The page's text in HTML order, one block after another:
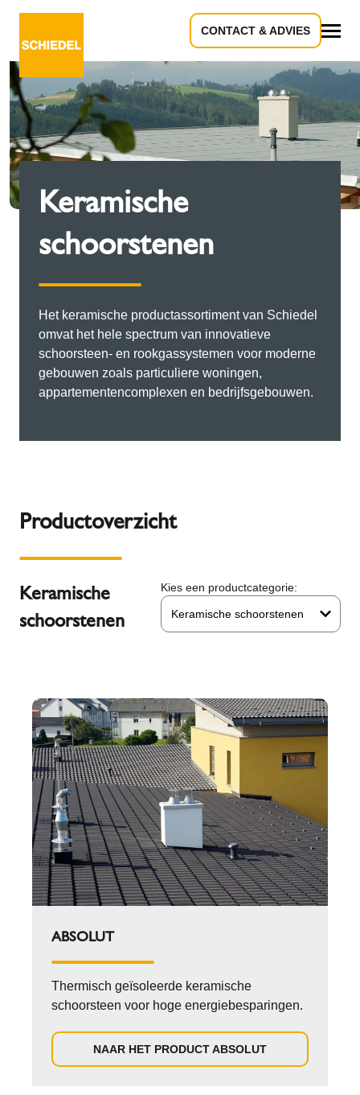
CONTACT & ADVIES
Keramische
schoorstenen
Het keramische productassortiment van Schiedel
omvat het hele spectrum van innovatieve
schoorsteen- en rookgassystemen voor moderne
gebouwen zoals particuliere woningen,
appartementencomplexen en bedrijfsgebouwen.
Productoverzicht
Keramische
schoorstenen
Kies een productcategorie:
Keramische schoorstenen
ABSOLUT
Thermisch geïsoleerde keramische
schoorsteen voor hoge energiebesparingen.
NAAR HET PRODUCT ABSOLUT